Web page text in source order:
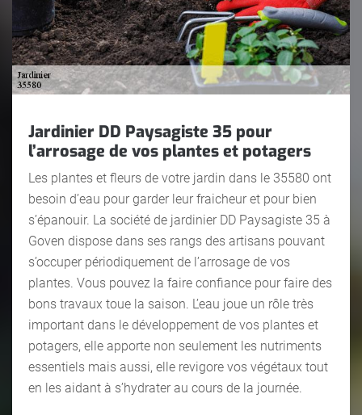
Jardinier DD Paysagiste 35 pour
l’arrosage de vos plantes et potagers
Les plantes et fleurs de votre jardin dans le 35580 ont
besoin d’eau pour garder leur fraicheur et pour bien
s’épanouir. La société de jardinier DD Paysagiste 35 à
Goven dispose dans ses rangs des artisans pouvant
s’occuper périodiquement de l’arrosage de vos
plantes. Vous pouvez la faire confiance pour faire des
bons travaux toue la saison. L’eau joue un rôle très
important dans le développement de vos plantes et
potagers, elle apporte non seulement les nutriments
essentiels mais aussi, elle revigore vos végétaux tout
en les aidant à s’hydrater au cours de la journée.